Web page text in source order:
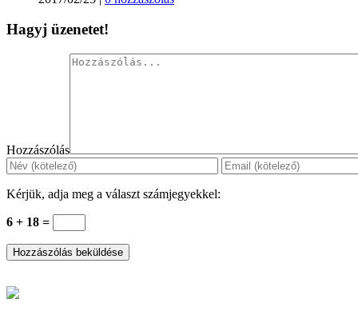
Hagyj üzenetet!
Hozzászólás
Kérjük, adja meg a választ számjegyekkel:
6 + 18 =